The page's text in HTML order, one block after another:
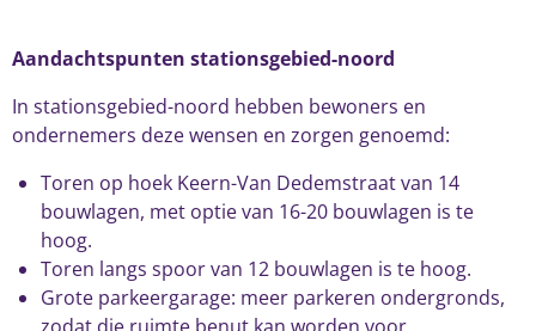
Aandachtspunten stationsgebied-noord
In stationsgebied-noord hebben bewoners en
ondernemers deze wensen en zorgen genoemd:
Toren op hoek Keern-Van Dedemstraat van 14
bouwlagen, met optie van 16-20 bouwlagen is te
hoog.
Toren langs spoor van 12 bouwlagen is te hoog.
Grote parkeergarage: meer parkeren ondergronds,